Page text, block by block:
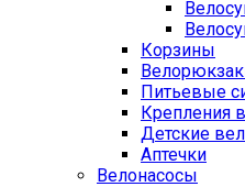
Корзины
Питьевые
Крепления
Детские
Аптечки
Велонасосы